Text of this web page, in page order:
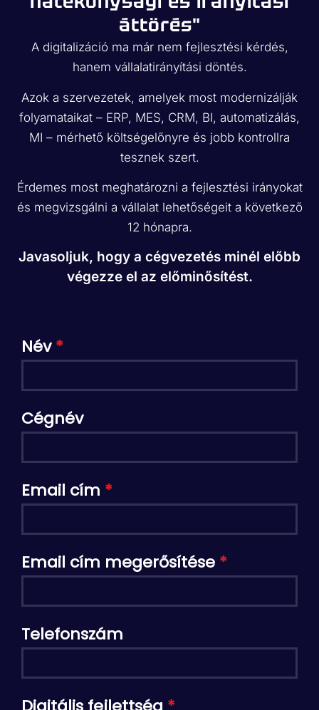
áttörés"
A digitalizáció ma már nem fejlesztési kérdés,
hanem vállalatirányítási döntés.
Azok a szervezetek, amelyek most modernizálják
folyamataikat – ERP, MES, CRM, BI, automatizálás,
MI – mérhető költségelőnyre és jobb kontrollra
tesznek szert.
Érdemes most meghatározni a fejlesztési irányokat
és megvizsgálni a vállalat lehetőségeit a következő
12 hónapra.
Javasoljuk, hogy a cégvezetés minél előbb
végezze el az előminősítést.
Név*
Cégnév
Email cím *
Email cím megerősítése *
Telefonszám